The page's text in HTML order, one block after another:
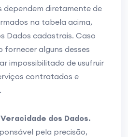
dependem diretamente de
na tabela acima,
Dados cadastrais. Caso
fornecer alguns desses
impossibilitado de usufruir
contratados e
dos Dados.
pela precisão,